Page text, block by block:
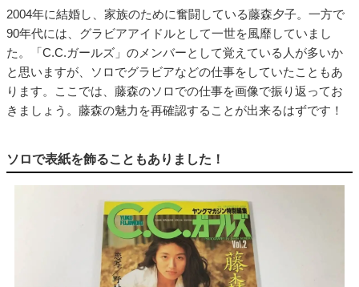
2004年に結婚し、家族のために奮闘している藤森夕子。一方で
90年代には、グラビアアイドルとして一世を風靡していまし
た。「C.C.ガールズ」のメンバーとして覚えている人が多いか
と思いますが、ソロでグラビアなどの仕事をしていたこともあ
ります。ここでは、藤森のソロでの仕事を画像で振り返ってお
きましょう。藤森の魅力を再確認することが出来るはずです！
ソロで表紙を飾ることもありました！